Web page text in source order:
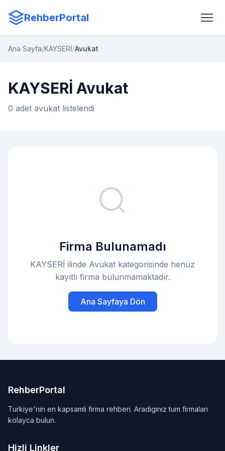
RehberPortal
Ana Sayfa/KAYSERİ/Avukat
KAYSERİ Avukat
0 adet avukat listelendi
Firma Bulunamadı
KAYSERİ ilinde Avukat kategorisinde henüz
kayıtlı firma bulunmamaktadır.
Ana Sayfaya Dön
RehberPortal
Turkiye'nin en kapsamli firma rehberi. Aradiginiz tum firmalari
kolayca bulun.
Hizli Linkler